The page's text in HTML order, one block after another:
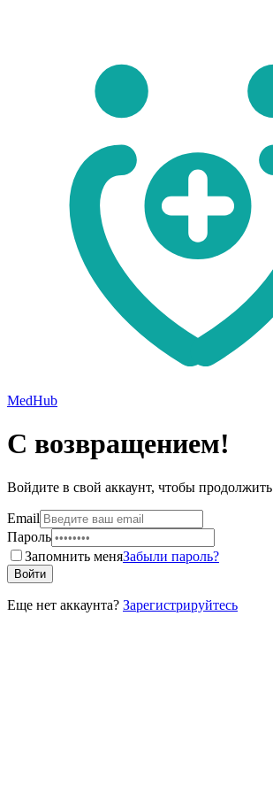
MedHub
С возвращением!
Войдите в свой аккаунт, чтобы продолжить
Email
Пароль
Запомнить меняЗабыли пароль?
Войти
Еще нет аккаунта? Зарегистрируйтесь